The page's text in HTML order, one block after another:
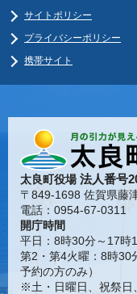
サイトポリシー
プライバシーポリシー
携帯サイト
太良町役場法人番号
〒849-1698 佐賀県藤
電話：0954-67-0311
開庁時間
平日：8時30分～17時
第2・第4火曜：8時30
予約の方のみ）
※土・日曜日、祝祭日